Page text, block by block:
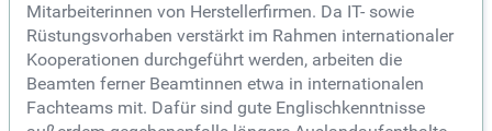
Mitarbeiterinnen von Herstellerfirmen. Da IT- sowie
Rüstungsvorhaben verstärkt im Rahmen internationaler
Kooperationen durchgeführt werden, arbeiten die
Beamten ferner Beamtinnen etwa in internationalen
Fachteams mit. Dafür sind gute Englischkenntnisse